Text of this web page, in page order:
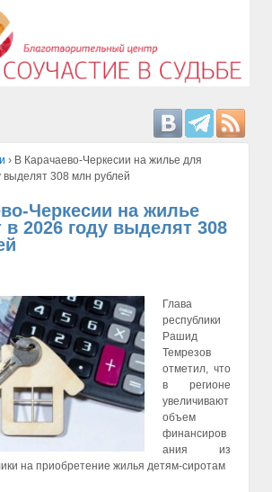
› В Карачаево-Черкесии на жилье для
выделят 308 млн рублей
Черкесии на жилье
в 2026 году выделят 308
Глава
республики
Рашид
Темрезов
отметил, что
в регионе
увеличивают
объем
финансиров
ания из
на приобретение жилья детям-сиротам